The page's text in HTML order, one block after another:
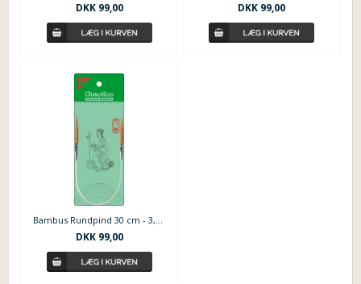
DKK 99,00 DKK 99,00
DKK 99,00